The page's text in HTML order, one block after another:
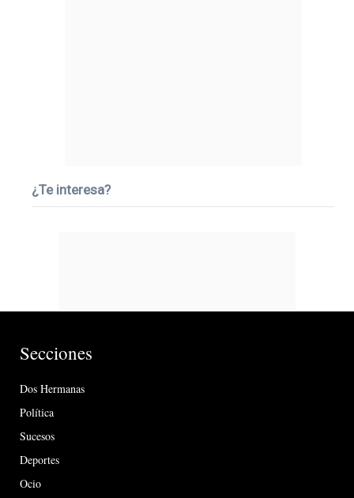
¿Te interesa?
Secciones
Dos Hermanas
Política
Sucesos
Deportes
Ocio